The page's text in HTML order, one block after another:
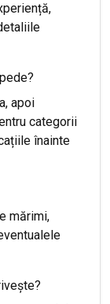
apoi
categorii
înainte
mărimi,